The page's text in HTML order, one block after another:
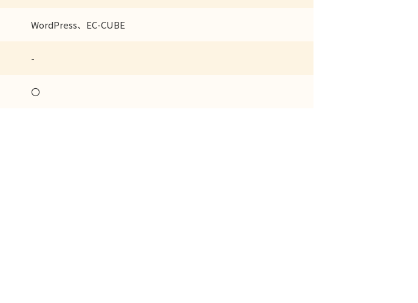
WordPress、EC-CUBE
-
〇